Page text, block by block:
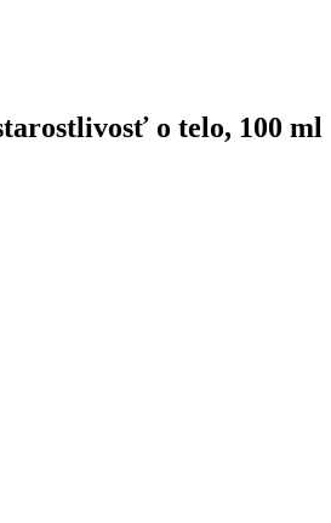
o telo, 100 ml